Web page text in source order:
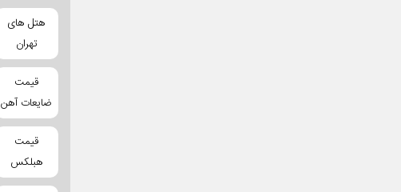
هتل های
تهران
قیمت
ضایعات آهن
قیمت
هبلکس